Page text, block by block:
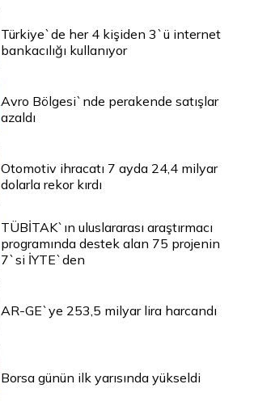
Türkiye`de her 4 kişiden 3`ü internet
bankacılığı kullanıyor
Avro Bölgesi`nde perakende satışlar
azaldı
Otomotiv ihracatı 7 ayda 24,4 milyar
dolarla rekor kırdı
TÜBİTAK`ın uluslararası araştırmacı
programında destek alan 75 projenin
7`si İYTE`den
AR-GE`ye 253,5 milyar lira harcandı
Borsa günün ilk yarısında yükseldi